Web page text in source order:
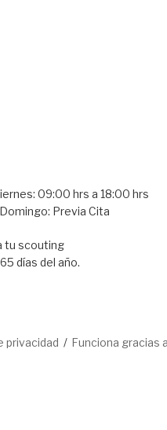
09:00 hrs a 18:00 hrs
Previa Cita
tu scouting
días del año.
privacidad Funciona gracias